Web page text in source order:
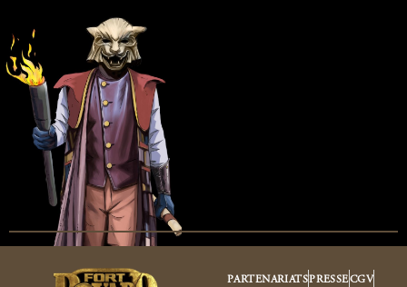
PARTENARIATSPRESSECGV